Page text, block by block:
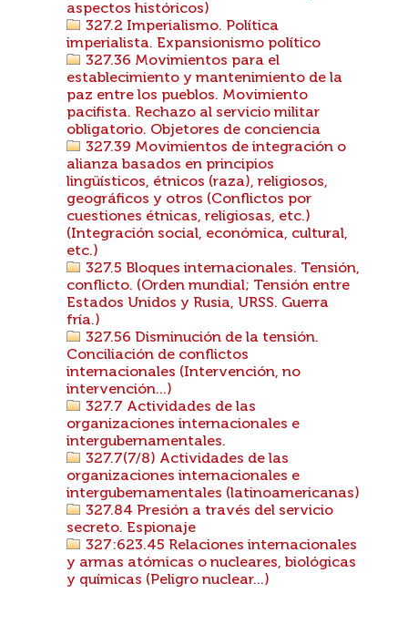
aspectos históricos)
327.2 Imperialismo. Política
imperialista. Expansionismo político
327.36 Movimientos para el
establecimiento y mantenimiento de la
paz entre los pueblos. Movimiento
pacifista. Rechazo al servicio militar
obligatorio. Objetores de conciencia
327.39 Movimientos de integración o
alianza basados en principios
lingüísticos, étnicos (raza), religiosos,
geográficos y otros (Conflictos por
cuestiones étnicas, religiosas, etc.)
(Integración social, económica, cultural,
etc.)
327.5 Bloques internacionales. Tensión,
conflicto. (Orden mundial; Tensión entre
Estados Unidos y Rusia, URSS. Guerra
fría.)
327.56 Disminución de la tensión.
Conciliación de conflictos
internacionales (Intervención, no
intervención...)
327.7 Actividades de las
organizaciones internacionales e
intergubernamentales.
327.7(7/8) Actividades de las
organizaciones internacionales e
intergubernamentales (latinoamericanas)
327.84 Presión a través del servicio
secreto. Espionaje
327:623.45 Relaciones internacionales
y armas atómicas o nucleares, biológicas
y químicas (Peligro nuclear...)